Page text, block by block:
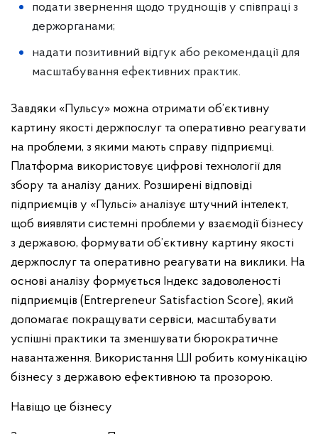
подати звернення щодо труднощів у співпраці з
держорганами;
надати позитивний відгук або рекомендації для
масштабування ефективних практик.
Завдяки «Пульсу» можна отримати об’єктивну
картину якості держпослуг та оперативно реагувати
на проблеми, з якими мають справу підприємці.
Платформа використовує цифрові технології для
збору та аналізу даних. Розширені відповіді
підприємців у «Пульсі» аналізує штучний інтелект,
щоб виявляти системні проблеми у взаємодії бізнесу
з державою, формувати об’єктивну картину якості
держпослуг та оперативно реагувати на виклики. На
основі аналізу формується Індекс задоволеності
підприємців (Entrepreneur Satisfaction Score), який
допомагає покращувати сервіси, масштабувати
успішні практики та зменшувати бюрократичне
навантаження. Використання ШІ робить комунікацію
бізнесу з державою ефективною та прозорою.
Навіщо це бізнесу